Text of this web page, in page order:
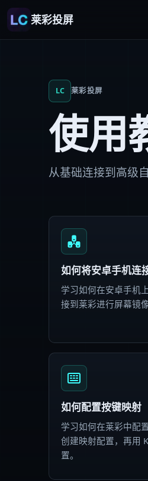
莱彩投屏
LC 莱彩投屏
使用
从基础连接到高级
如何将安卓手机连
学习如何在安卓手机
接到莱彩进行屏幕镜
如何配置按键映射
学习如何在莱彩中
创建映射配置，再用
置。